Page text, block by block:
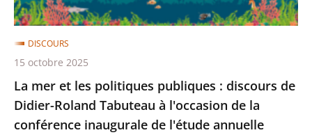
de
Didier-
Roland
Tabuteau
à
l'occasion
de
La mer et les politiques publiques : discours de
Didier-Roland Tabuteau à l'occasion de la
conférence inaugurale de l'étude annuelle
DISCOURS
15 octobre 2025